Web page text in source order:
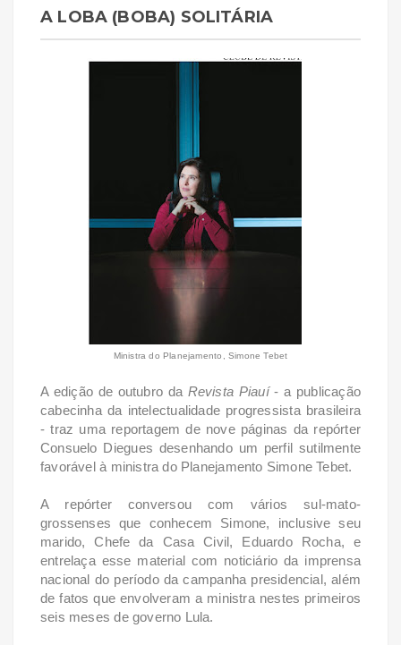
A LOBA (BOBA) SOLITÁRIA
Ministra do Planejamento, Simone Tebet
A edição de outubro da Revista Piauí- a publicação
cabecinha da intelectualidade progressista brasileira
- traz uma reportagem de nove páginas da repórter
Consuelo Diegues desenhando um perfil sutilmente
favorável à ministra do Planejamento Simone Tebet.
A repórter conversou com vários sul-mato-
grossenses que conhecem Simone, inclusive seu
marido, Chefe da Casa Civil, Eduardo Rocha, e
entrelaça esse material com noticiário da imprensa
nacional do período da campanha presidencial, além
de fatos que envolveram a ministra nestes primeiros
seis meses de governo Lula.